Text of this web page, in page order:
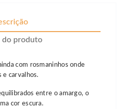
do produto
com rosmaninhos onde
e carvalhos.
entre o amargo, o
cor escura.